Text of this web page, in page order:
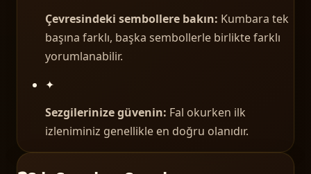
Çevresindeki sembollere bakın: Kumbara tek
başına farklı, başka sembollerle birlikte farklı
yorumlanabilir.
✦
Sezgilerinize güvenin: Fal okurken ilk
izleniminiz genellikle en doğru olanıdır.